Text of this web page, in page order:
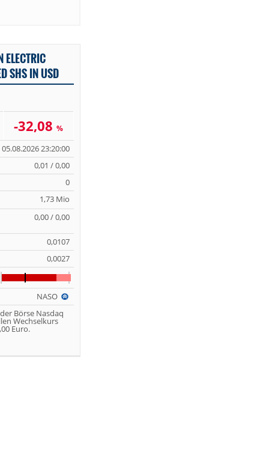
SHS IN USD
-32,08 %
05.08.2026 23:20:00
0,01 / 0,00
0
1,73 Mio
0,00 / 0,00
0,0107
0,0027
NASO
Börse Nasdaq
Wechselkurs
Euro.